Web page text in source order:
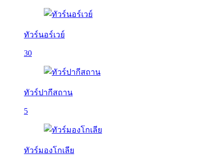
ทัวร์นอร์เวย์
30
ทัวร์ปากีสถาน
5
ทัวร์มองโกเลีย